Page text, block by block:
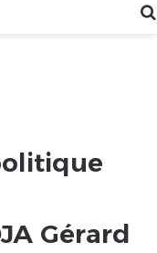
Gérard